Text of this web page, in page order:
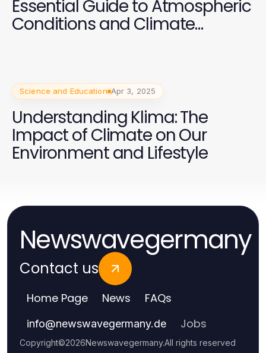
Essential Guide to Atmospheric
Conditions and Climate
Science and Education Apr 3, 2025
Understanding Klima: The
Impact of Climate on Our
Environment and Lifestyle
Newswavegermany
Contact us
Home Page News FAQs
info@newswavegermany.de Jobs
Copyright©2026Newswavegermany.All rights reserved